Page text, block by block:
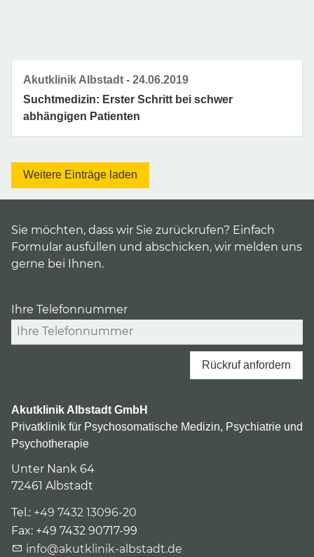
Akutklinik Albstadt
24.06.2019
Suchtmedizin: Erster Schritt bei schwer
abhängigen Patienten
Weitere Einträge laden
Sie möchten, dass wir Sie zurückrufen? Einfach
Formular ausfüllen und abschicken, wir melden uns
gerne bei Ihnen.
Ihre Telefonnummer
Rückruf anfordern
Akutklinik Albstadt GmbH
Privatklinik für Psychosomatische Medizin, Psychiatrie und
Psychotherapie
Unter Nank 64
72461 Albstadt
Tel.: +49 7432 13096-20
Fax: +49 7432 90717-99
info@akutklinik-albstadt.de